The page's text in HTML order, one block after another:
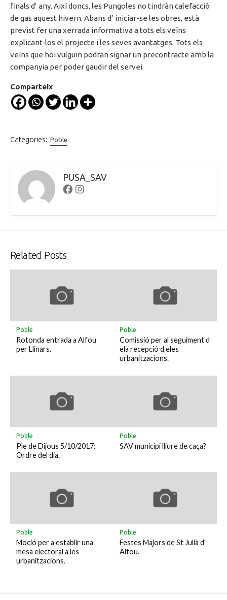
finals d’ any. Així doncs, les Pungoles no tindràn calefacció
de gas aquest hivern. Abans d’ iniciar-se les obres, està
previst fer una xerrada informativa a tots els veïns
explicant-los el projecte i les seves avantatges. Tots els
veïns que hoi vulguin podran signar un precontracte amb la
companyia per poder gaudir del servei.
Comparteix
Categories: Poble
PUSA_SAV
FacebookInstagram
Related Posts
Poble
Rotonda entrada a Alfou
per Llinars.
Poble
Comissió per al seguiment d
ela recepció d eles
urbanitzacions.
Poble
Ple de Dijous 5/10/2017:
Ordre del dia.
Poble
SAV municipi lliure de caça?
Poble
Moció per a establir una
mesa electoral a les
urbanitzacions.
Poble
Festes Majors de St Julià d’
Alfou.